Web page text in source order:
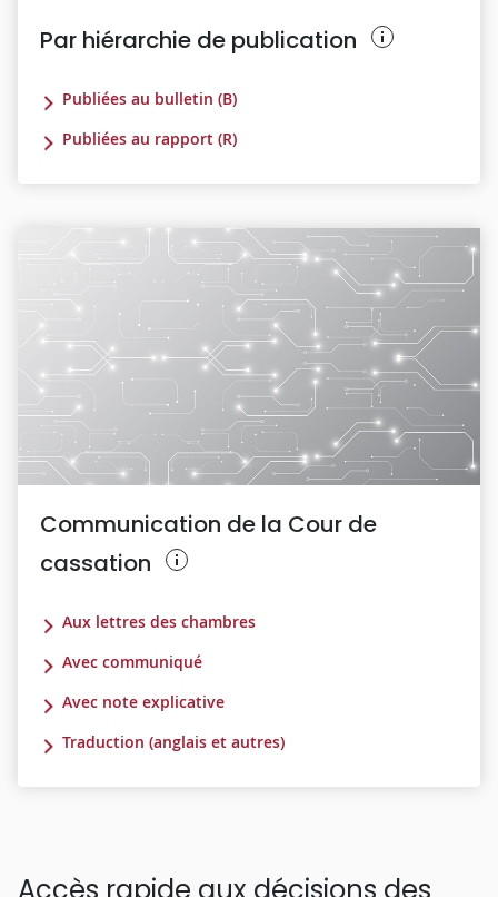
Par hiérarchie de publication
Publiées au bulletin (B)
Publiées au rapport (R)
Communication de la Cour de
cassation
Aux lettres des chambres
Avec communiqué
Avec note explicative
Traduction (anglais et autres)
Accès rapide aux décisions des